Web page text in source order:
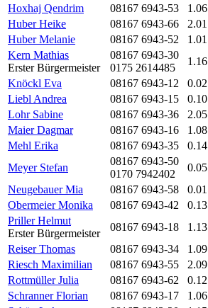
Hoxhaj Qendrim
08167 6943-53 1.06
Huber Heike
08167 6943-66 2.01
Huber Melanie
08167 6943-52 1.01
Kern Mathias
Erster Bürgermeister
08167 6943-30
0175 2614485
1.16
Knöckl Eva
08167 6943-12 0.02
Liebl Andrea
08167 6943-15 0.10
Lohr Sabine
08167 6943-36 2.05
Maier Dagmar
08167 6943-16 1.08
Mehl Erika
08167 6943-35 0.14
Meyer Stefan
08167 6943-50
0170 7942402
0.05
Neugebauer Mia
08167 6943-58 0.01
Obermeier Monika
08167 6943-42 0.13
Priller Helmut
Erster Bürgermeister
08167 6943-18 1.13
Reiser Thomas
08167 6943-34 1.09
Riesch Maximilian
08167 6943-55 2.09
Rottmüller Julia
08167 6943-62 0.12
Schranner Florian
08167 6943-17 1.06